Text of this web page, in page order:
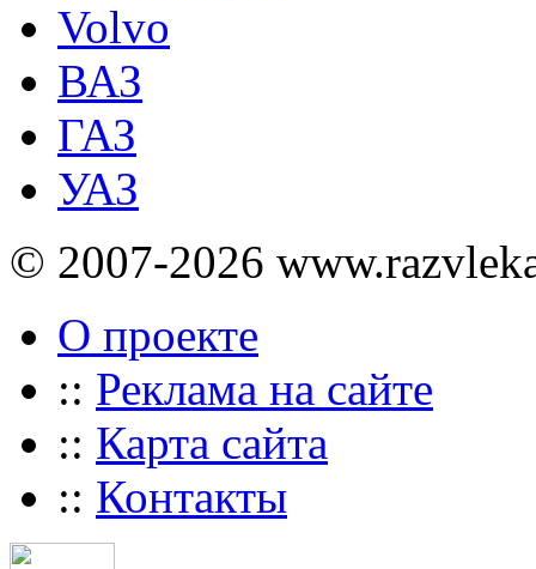
Volvo
ВАЗ
ГАЗ
УАЗ
© 2007-2026
О проекте
:: Реклама на сайте
:: Карта сайта
:: Контакты